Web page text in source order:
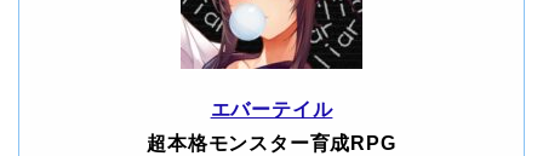
エバーテイル
超本格モンスター育成RPG